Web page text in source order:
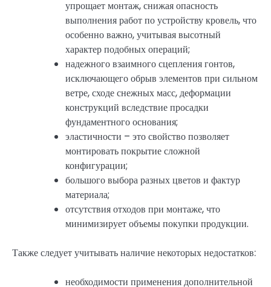
упрощает монтаж, снижая опасность
выполнения работ по устройству кровель, что
особенно важно, учитывая высотный
характер подобных операций;
надежного взаимного сцепления гонтов,
исключающего обрыв элементов при сильном
ветре, сходе снежных масс, деформации
конструкций вследствие просадки
фундаментного основания;
эластичности – это свойство позволяет
монтировать покрытие сложной
конфигурации;
большого выбора разных цветов и фактур
материала;
отсутствия отходов при монтаже, что
минимизирует объемы покупки продукции.
Также следует учитывать наличие некоторых недостатков:
необходимости применения дополнительной